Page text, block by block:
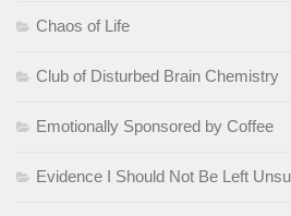
Chaos of Life
Club of Disturbed Brain Chemistry
Emotionally Sponsored by Coffee
Evidence I Should Not Be Left